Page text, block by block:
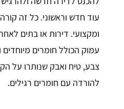
עוד חדש וראשוני. כל זה קורה
ומקצועי. דירות או בתים לאחר
עמוק הכולל חומרים
צבע, טיח ואבק שנותרו על
להורדה עם חומרים רגילים.